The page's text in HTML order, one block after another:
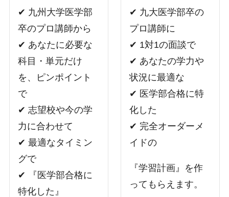
✔︎ 九州大学医学部
卒のプロ講師から
✔︎ あなたに必要な
科目・単元だけ
を、ピンポイント
で
✔︎ 志望校や今の学
力に合わせて
✔︎ 最適なタイミン
グで
✔︎ 『医学部合格に
特化した』
✔︎ 九大医学部卒の
プロ講師に
✔︎ 1対1の面談で
✔︎ あなたの学力や
状況に最適な
✔︎ 医学部合格に特
化した
✔︎ 完全オーダーメ
イドの
『学習計画』を作
ってもらえます。